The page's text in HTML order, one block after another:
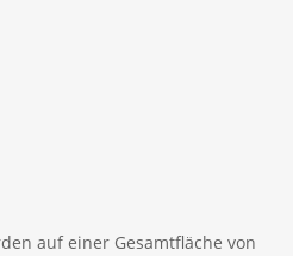
auf einer Gesamtfläche von